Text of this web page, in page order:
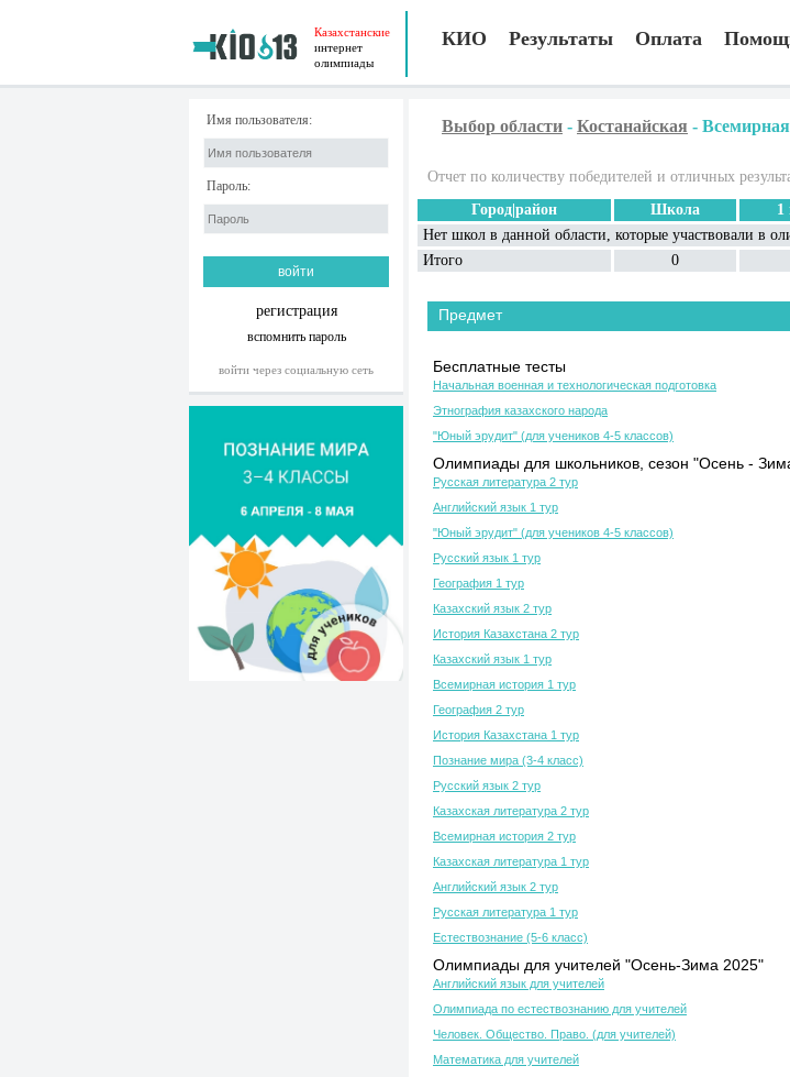
Казахстанские
интернет
олимпиады
КИО Результаты Оплата
Имя пользователя:
Пароль:
регистрация
вспомнить пароль
войти через социальную сеть
Выбор области - Костанайская -
Отчет по количеству победителей и отличных
Город|район
Школа 1
Нет школ в данной области, которые участвовали в
Итого
0
Предмет
Бесплатные тесты
Начальная военная и технологическая подготовка
Этнография казахского народа
"Юный эрудит" (для учеников 4-5 классов)
Олимпиады для школьников, сезон "Осень -
Русская литература 2 тур
Английский язык 1 тур
"Юный эрудит" (для учеников 4-5 классов)
Русский язык 1 тур
География 1 тур
Казахский язык 2 тур
История Казахстана 2 тур
Казахский язык 1 тур
Всемирная история 1 тур
География 2 тур
История Казахстана 1 тур
Познание мира (3-4 класс)
Русский язык 2 тур
Казахская литература 2 тур
Всемирная история 2 тур
Казахская литература 1 тур
Английский язык 2 тур
Русская литература 1 тур
Естествознание (5-6 класс)
Олимпиады для учителей "Осень-Зима 2025"
Английский язык для учителей
Олимпиада по естествознанию для учителей
Человек. Общество. Право. (для учителей)
Математика для учителей